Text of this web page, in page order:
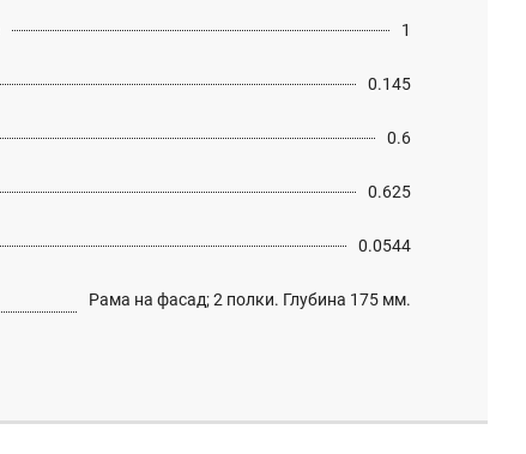
1
0.145
0.6
0.625
0.0544
Рама на фасад; 2 полки. Глубина 175 мм.